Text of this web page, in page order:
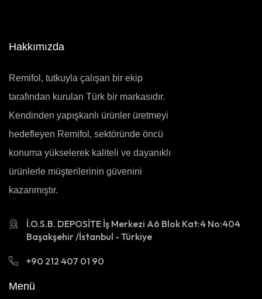
Hakkımızda
Remifol, tutkuyla çalışan bir ekip
tarafından kurulan Türk bir markasıdır.
Kendinden yapışkanlı ürünler üretmeyi
hedefleyen Remifol, sektöründe öncü
konuma yükselerek kaliteli ve dayanıklı
ürünlerle müşterilerinin güvenini
kazanmıştır.
İ.O.S.B. DEPOSİTE İş Merkezi A6 Blok Kat:4 No:404
Başakşehir /İstanbul - Türkiye
+90 212 407 01 90
Menü